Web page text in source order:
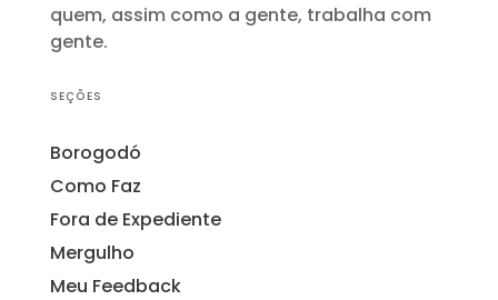
quem, assim como a gente, trabalha com
gente.
SEÇÕES
Borogodó
Como Faz
Fora de Expediente
Mergulho
Meu Feedback